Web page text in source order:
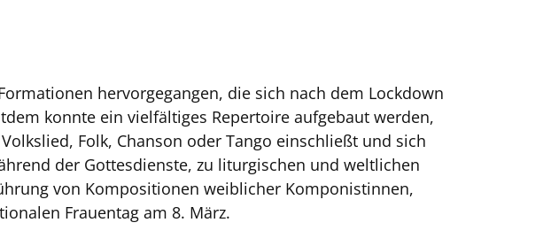
hervorgegangen, die sich nach dem Lockdown
konnte ein vielfältiges Repertoire aufgebaut werden,
Folk, Chanson oder Tango einschließt und sich
der Gottesdienste, zu liturgischen und weltlichen
von Kompositionen weiblicher Komponistinnen,
Frauentag am 8. März.